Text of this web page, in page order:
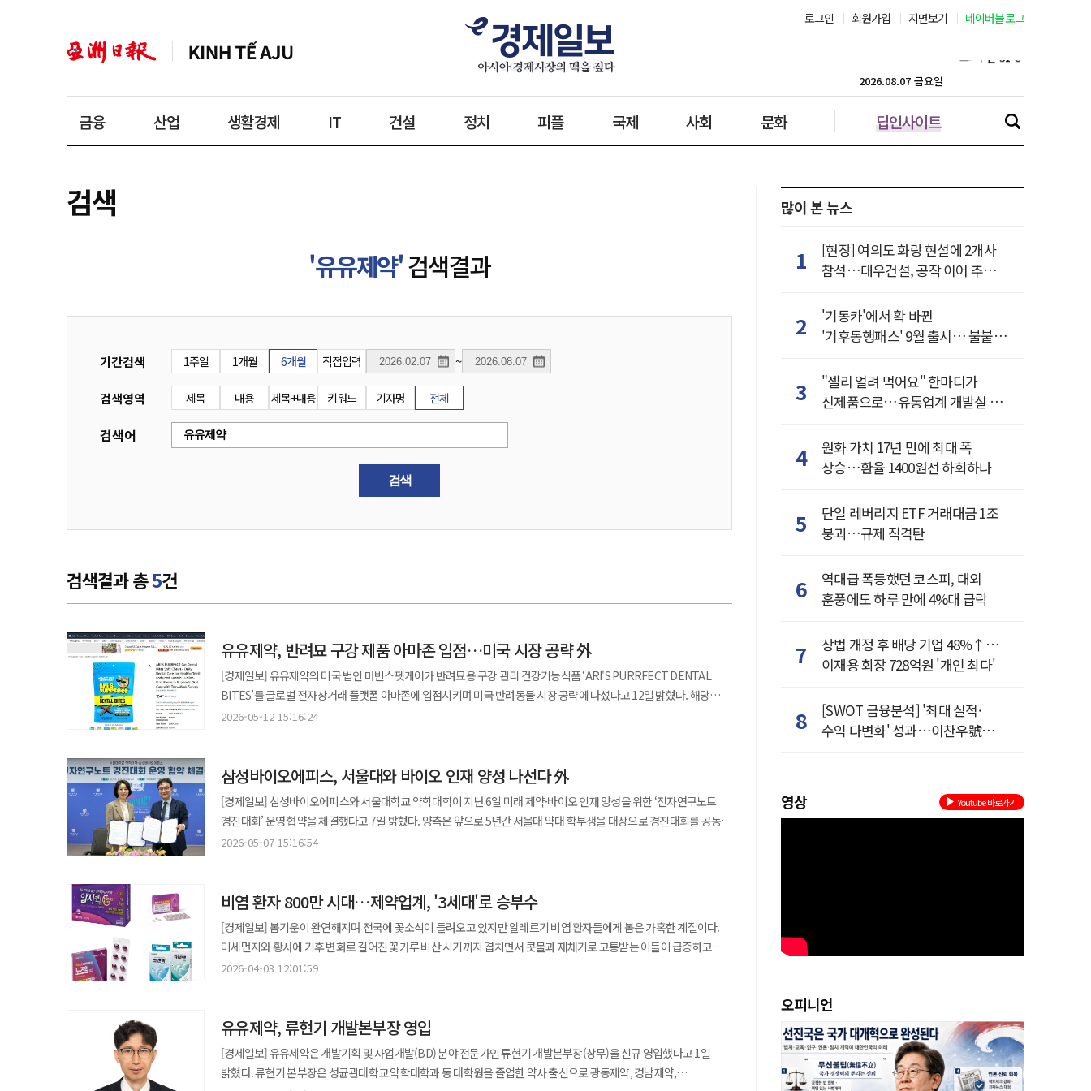
로그인 회원가입 지면보기 네이버블로그
금융 산업 생활경제 IT 건설 정치 피플 국제 사회 문화 딥인사이트
2026.08.07 금요일
인천 30˚C
울산 33˚C
검색
'유유제약'검색결과
기간검색 1주일 1개월 6개월 직접입력 ~
검색영역 제목 내용 제목+내용 키워드 기자명 전체
검색어
검색
검색결과 총5건
유유제약, 반려묘 구강 제품 아마존 입점…미국 시장 공략 外
[경제일보] 유유제약의 미국 법인 머빈스펫케어가 반려묘용 구강 관리 건강기능식품 ‘ARI'S PURRFECT DENTAL
BITES’를 글로벌 전자상거래 플랫폼 아마존에 입점시키며 미국 반려동물 시장 공략에 나섰다고 12일 밝혔다. 해당
제품은 양치가 어려운 고양이의 특성을 고려해 간식 형태로 섭취하면서 구강 관리를 돕는 것이 특징이다. 씹는 과정에서
구축을 거쳐 이번 제품을 출시했으며 후속으로 고양이용 스틱형 영양제도 준비 중이다. 향후 아마존을 포함한 D2C
채널로 판매를 확대해 미국 내 반려묘 시장을 직접 공략할 계획이다. 미국반려동물산업협회(APPA)에 따르면 2025년
기준 미국의 반려동물 보유 가구는 약 9400만 가구로 전체의 51% 수준이며 이 중 약 4900만 가구가 고양이를 키우는
것으로 나타났다. ‘펫 휴머니제이션’ 트렌드 확산에 따라 반려동물용 기능성 제품 수요도 증가하는 추세다. 유원상
유유제약 대표는 “이번 아마존 입점은 반려동물 건강기능식품산업 진출을 목표로 설립한 현지 법인 머빈스펫케어가
점에서 의미가 크다” 며 “향후 차별화된 기능성 원료와 현지 소비자 니즈를 파악해 미국 묘주들이 신뢰하는 펫케어
브랜드로 자리매김 하겠다”고 말했다. ◆메타비아, EASL서 임상 1상 결과 공개…비만치료제 개발 속도 동아에스티
관계사 메타비아는 비만치료제 후보물질 ‘DA-1726’의 연구 결과가 유럽간학회 연례학술대회 ‘EASL Congress
2026’에서 최신 임상 초록(Late-Breaking Abstract)으로 채택돼 포스터 발표를 진행한다고 12일 밝혔다.
유럽간학회는 MASH, 간암, 간경변 등 주요 간질환 분야의 최신 연구와 임상 데이터를 공유하는 권위 있는 학술단체로
소개할 예정이다. DA-1726은 GLP-1과 글루카곤 수용체에 동시에 작용하는 옥신토모듈린 유사체 계열 비만치료제
후보물질이다. 식욕 억제와 인슐린 분비 촉진, 기초대사량 증가를 통해 체중 감소와 혈당 조절을 유도하는 것이
특징이다. 메타비아는 현재 고용량 구간에서의 안전성과 내약성 확보를 위해 ‘원스텝’ 및 ‘투스텝’ 용량 증량 전략을
2026-05-12 15:16:24
삼성바이오에피스, 서울대와 바이오 인재 양성 나선다 外
[경제일보] 삼성바이오에피스와 서울대학교 약학대학이 지난 6일 미래 제약·바이오 인재 양성을 위한 ‘전자연구노트
경진대회’ 운영 협약을 체결했다고 7일 밝혔다. 양측은 앞으로 5년간 서울대 약대 학부생을 대상으로 경진대회를 공동
운영하며 우수 연구 사례 발굴과 전자연구노트 작성 문화 확산에 협력할 예정이다. 연구노트는 연구 전 과정을 기록하는
바이오 인재 양성에 기여하겠다”고 말했다. 강건욱 서울대 약대 학장은 “산업 현장의 노하우가 학생들의 글로벌 경쟁력
강화에 도움이 될 것”이라고 설명했다. 한편 삼성바이오에피스는 2015년부터 국내 주요 대학들과 연구노트 경진대회를
운영하며 다양한 산학협력 활동을 이어오고 있다. ◆유유제약, 물 없이 먹는 ‘유판씨 톡톡 비타민C’ 라인업 확대
유유제약이 입안에서 톡톡 터지는 식감으로 즐기는 건강기능식품 ‘유판씨 톡톡 비타민C 청포도맛’을 출시하며 라인업을
확대했다고 7일 밝혔다. 기존 레몬맛에 이어 선보인 ‘유판씨 톡톡 비타민C 청포도맛’은 하루 1포로 비타민C 250mg을
배합으로 영국산 비타민C·독일산 비타민B2·스위스산 비타민D 등 100% 유럽산 원료를 사용했다. 또한 입안에서 톡톡
터지는 식감과 빠르게 녹는 패스트 멜팅 제형을 적용해 물 없이 간편하게 섭취할 수 있다. 레몬의 옐로우와 청포도의 퍼플
컬러를 활용한 패키지 리뉴얼로 트렌디한 감성도 더했다. 우승표 유유제약 e커머스본부 본부장은 “일상 속 활력과
항산화 관리에 도움을 줄 수 있는 제품”이라며 “비타민 특유의 강한 신맛이 부담스러운 소비자들도 맛있게 즐길 수
2026-05-07 15:16:54
비염 환자 800만 시대…제약업계, '3세대'로 승부수
[경제일보] 봄기운이 완연해지며 전국에 꽃소식이 들려오고 있지만 알레르기 비염 환자들에게 봄은 가혹한 계절이다.
미세먼지와 황사에 기후 변화로 길어진 꽃가루 비산 시기까지 겹치면서 콧물과 재채기로 고통받는 이들이 급증하고
있기 때문이다. 이에 제약업계는 기존 약물의 단점을 보완하고 복용 편의성을 극대화한 '3세대 항히스타민제'와
것으로 전망됐다. 특히 10대 이하 환자가 전체의 약 30%를 차지하고 있으며 최근에는 기온 상승으로 꽃가루 발생
시기가 예년보다 2주 이상 앞당겨지면서 증상 지속 기간도 길어질 전망이다. 알레르기 비염의 고질적인 문제는 치료약
복용 시 동반되는 '졸음'이었다. 1세대 항히스타민제는 뇌혈관장벽(BBB)을 쉽게 통과해 중추신경계에 영향을 주며
심한 졸음과 집중력 저하를 유발했다. 이후 등장한 2세대 약물들이 이를 개선했으나 여전히 민감한 환자들은 입마름이나
2026-04-03 12:01:59
유유제약, 류현기 개발본부장 영입
[경제일보] 유유제약은 개발기획 및 사업개발(BD) 분야 전문가인 류현기 개발본부장(상무)을 신규 영입했다고 1일
밝혔다. 류현기 본부장은 성균관대학교 약학대학과 동 대학원을 졸업한 약사 출신으로 광동제약, 경남제약,
많이 본 뉴스
1
[현장] 여의도 화랑 현설에 2개사
참석…대우건설, 공작 이어 추가
2
'기동카'에서 확 바뀐
'기후동행패스' 9월 출시… 불붙은
3
"젤리 얼려 먹어요" 한마디가
신제품으로…유통업계 개발실 된
4
원화 가치 17년 만에 최대 폭
상승…환율 1400원선 하회하나
5
단일 레버리지 ETF 거래대금 1조
붕괴…규제 직격탄
6
역대급 폭등했던 코스피, 대외
훈풍에도 하루 만에 4%대 급락
7
상법 개정 후 배당 기업 48%↑…
이재용 회장 728억원 '개인 최다'
8
[SWOT 금융분석] '최대 실적·
수익 다변화' 성과…이찬우號
영상 Youtube 바로가기
오피니언